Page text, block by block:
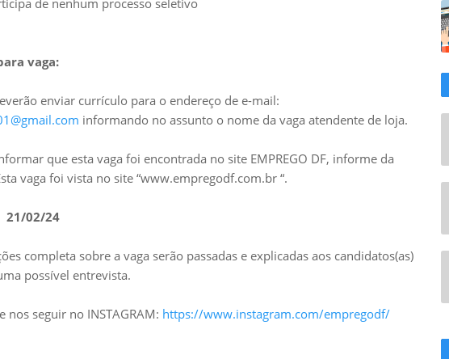
de nenhum processo seletivo
vaga:
enviar currículo para o endereço de e-mail:
informando no assunto o nome da vaga atendente de loja.
que esta vaga foi encontrada no site EMPREGO DF, informe da
vaga foi vista no site “www.empregodf.com.br “.
21/02/24
completa sobre a vaga serão passadas e explicadas aos candidatos(as)
possível entrevista.
nos seguir no INSTAGRAM: https://www.instagram.com/empregodf/